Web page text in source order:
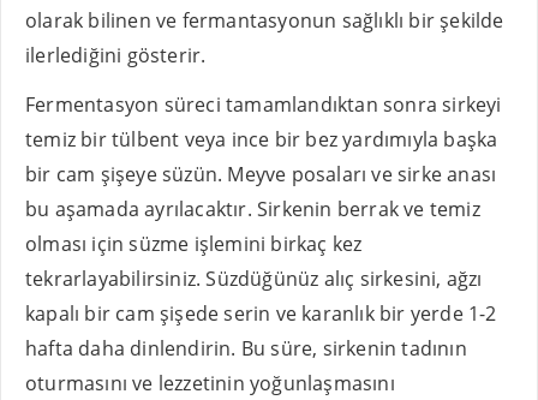
olarak bilinen ve fermantasyonun sağlıklı bir şekilde
ilerlediğini gösterir.
Fermentasyon süreci tamamlandıktan sonra sirkeyi
temiz bir tülbent veya ince bir bez yardımıyla başka
bir cam şişeye süzün. Meyve posaları ve sirke anası
bu aşamada ayrılacaktır. Sirkenin berrak ve temiz
olması için süzme işlemini birkaç kez
tekrarlayabilirsiniz. Süzdüğünüz alıç sirkesini, ağzı
kapalı bir cam şişede serin ve karanlık bir yerde 1-2
hafta daha dinlendirin. Bu süre, sirkenin tadının
oturmasını ve lezzetinin yoğunlaşmasını